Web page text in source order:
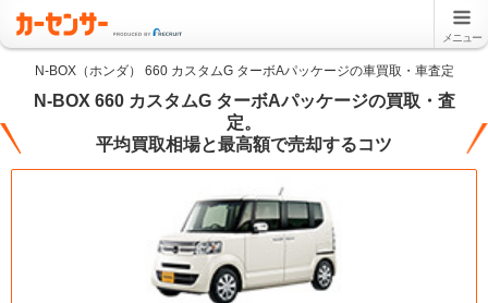
メニュー
N-BOX（ホンダ） 660 カスタムG ターボAパッケージの車買取・車査定
N-BOX 660 カスタムG ターボAパッケージの買取・査
定。
平均買取相場と最高額で売却するコツ